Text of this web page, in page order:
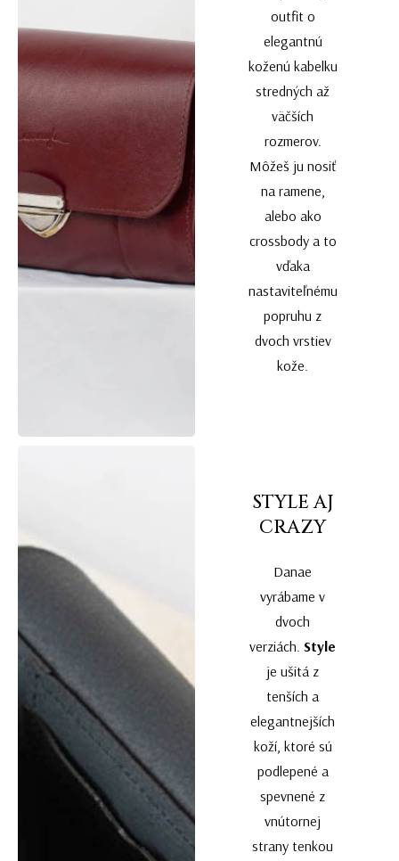
outfit o
elegantnú
koženú kabelku
stredných až
väčších
rozmerov.
Môžeš ju nosiť
na ramene,
alebo ako
crossbody a to
vďaka
nastaviteľnému
popruhu z
dvoch vrstiev
kože.
STYLE AJ
CRAZY
Danae
vyrábame v
dvoch
verziách. Style
je ušitá z
tenších a
elegantnejších
koží, ktoré sú
podlepené a
spevnené z
vnútornej
strany tenkou